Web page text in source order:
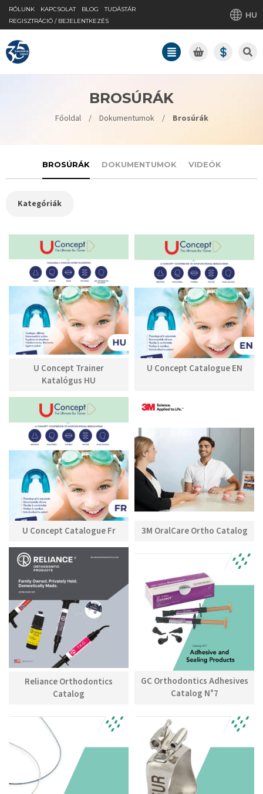
RÓLUNK KAPCSOLAT BLOG
TUDÁSTÁR
REGISZTRÁCIÓ / BEJELENTKEZÉS
HU
BROSÚRÁK
Főoldal / Dokumentumok / Brosúrák
BROSÚRÁK DOKUMENTUMOK VIDEÓK
Kategóriák
U Concept Trainer
Katalógus HU
U Concept Catalogue EN
U Concept Catalogue Fr 3M OralCare Ortho Catalog
Reliance Orthodontics
Catalog
GC Orthodontics Adhesives
Catalog N°7